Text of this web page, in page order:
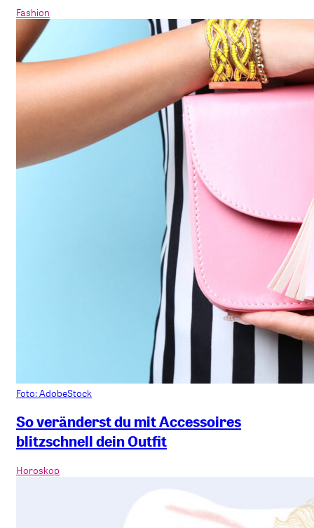
Fashion
Foto: AdobeStock
So veränderst du mit Accessoires
blitzschnell dein Outfit
Horoskop